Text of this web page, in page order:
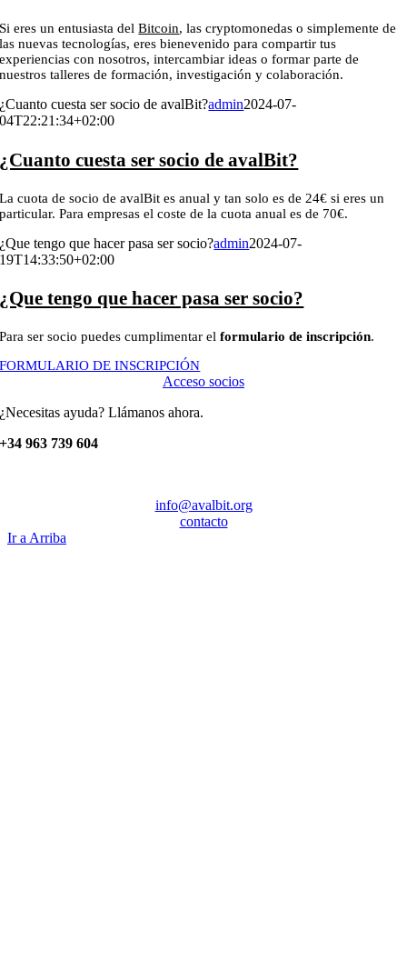
Si eres un entusiasta delBitcoin, las cryptomonedas o simplemente de
las nuevas tecnologías, eres bienevenido para compartir tus
experiencias con nosotros, intercambiar ideas o formar parte de
nuestros talleres de formación, investigación y colaboración.
¿Cuanto cuesta ser socio de avalBit?admin2024-07-
04T22:21:34+02:00
¿Cuanto cuesta ser socio de avalBit?
La cuota de socio de avalBit es anual y tan solo es de 24€ si eres un
particular. Para empresas el coste de la cuota anual es de 70€.
¿Que tengo que hacer pasa ser socio?admin2024-07-
19T14:33:50+02:00
¿Que tengo que hacer pasa ser socio?
Para ser socio puedes cumplimentar elformulario de inscripción.
FORMULARIO DE INSCRIPCIÓN
Acceso socios
¿Necesitas ayuda? Llámanos ahora.
+34 963 739 604
info@avalbit.org
contacto
Ir a Arriba